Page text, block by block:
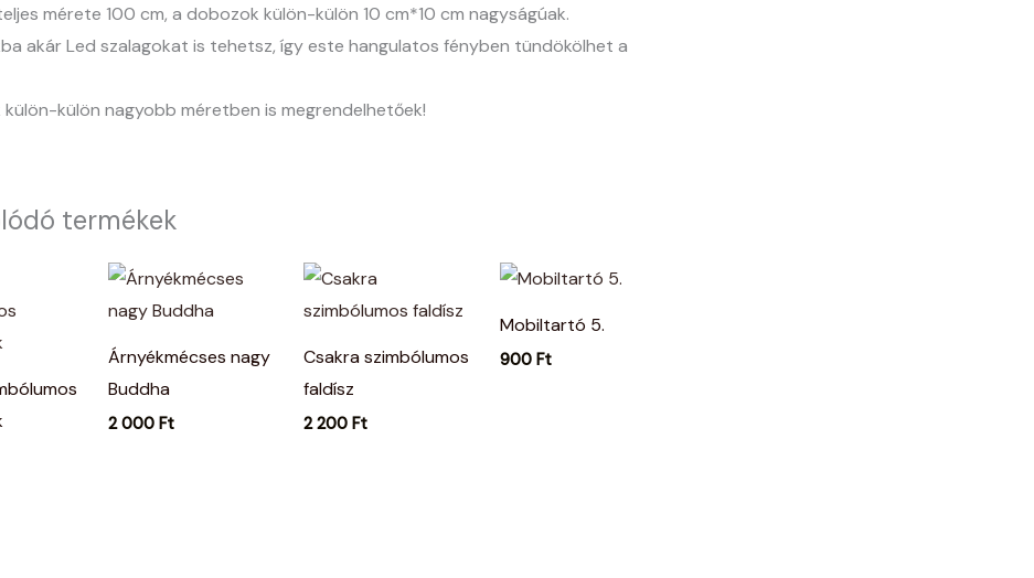
mérete 100 cm, a dobozok külön-külön 10 cm*10 cm nagyságúak.
akár Led szalagokat is tehetsz, így este hangulatos fényben tündökölhet a
külön nagyobb méretben is megrendelhetőek!
termékek
Árnyékmécses nagy
Buddha
2 000 Ft
Csakra szimbólumos
faldísz
2 200 Ft
Mobiltartó 5.
900 Ft